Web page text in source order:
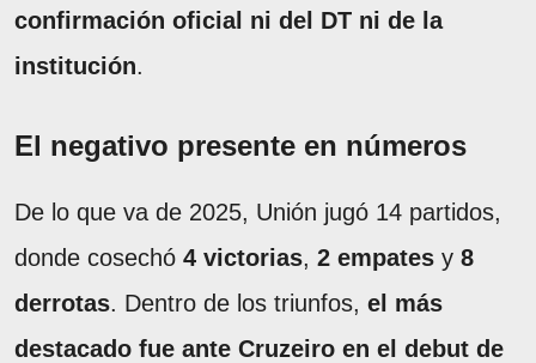
confirmación oficial ni del DT ni de la
institución.
El negativo presente en números
De lo que va de 2025, Unión jugó 14 partidos,
donde cosechó 4 victorias, 2 empates y 8
derrotas. Dentro de los triunfos, el más
destacado fue ante Cruzeiro en el debut de